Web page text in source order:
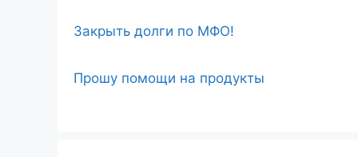
Закрыть долги по МФО!
Прошу помощи на продукты